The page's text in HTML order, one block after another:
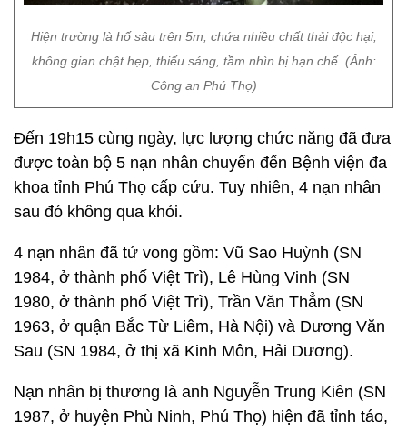
Hiện trường là hố sâu trên 5m, chứa nhiều chất thải độc hại,
không gian chật hẹp, thiếu sáng, tầm nhìn bị hạn chế. (Ảnh:
Công an Phú Thọ)
Đến 19h15 cùng ngày, lực lượng chức năng đã đưa
được toàn bộ 5 nạn nhân chuyển đến Bệnh viện đa
khoa tỉnh Phú Thọ cấp cứu. Tuy nhiên, 4 nạn nhân
sau đó không qua khỏi.
4 nạn nhân đã tử vong gồm: Vũ Sao Huỳnh (SN
1984, ở thành phố Việt Trì), Lê Hùng Vinh (SN
1980, ở thành phố Việt Trì), Trần Văn Thẳm (SN
1963, ở quận Bắc Từ Liêm, Hà Nội) và Dương Văn
Sau (SN 1984, ở thị xã Kinh Môn, Hải Dương).
Nạn nhân bị thương là anh Nguyễn Trung Kiên (SN
1987, ở huyện Phù Ninh, Phú Thọ) hiện đã tỉnh táo,